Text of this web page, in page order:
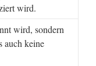
wird.
wird, sondern
auch keine